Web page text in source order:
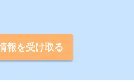
報を受け取る